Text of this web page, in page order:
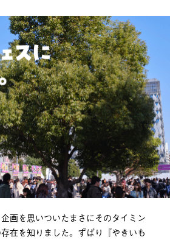
企画を思いついたまさにそのタイミン
在を知りました。ずばり『やきいも